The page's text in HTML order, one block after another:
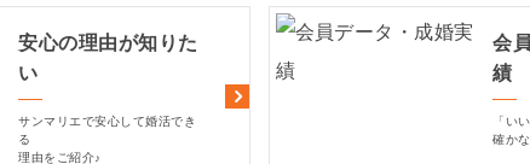
安心の理由が知りた
い
サンマリエで安心して婚活でき
る
理由をご紹介♪
会
績
「い
確か